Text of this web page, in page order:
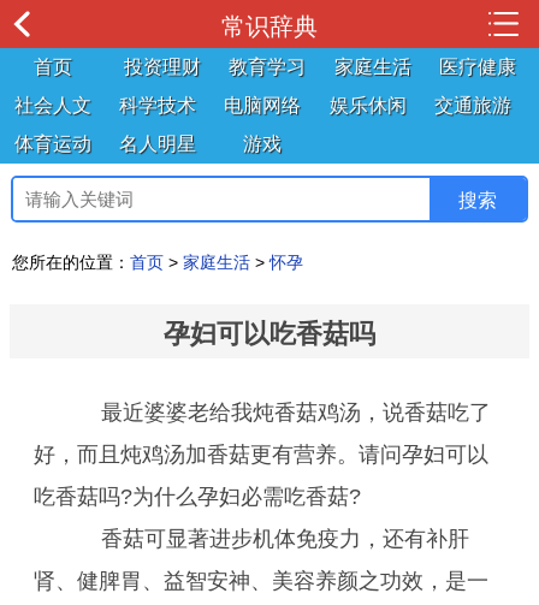
常识辞典
首页 投资理财 教育学习 家庭生活
医疗健康
社会人文
科学技术 电脑网络 娱乐休闲
交通旅游
体育运动
名人明星 游戏
您所在的位置： 首页 > 家庭生活 >怀孕
孕妇可以吃香菇吗
最近婆婆老给我炖香菇鸡汤，说香菇吃了
好，而且炖鸡汤加香菇更有营养。请问孕妇可以
吃香菇吗?为什么孕妇必需吃香菇?
香菇可显著进步机体免疫力，还有补肝
肾、健脾胃、益智安神、美容养颜之功效，是一